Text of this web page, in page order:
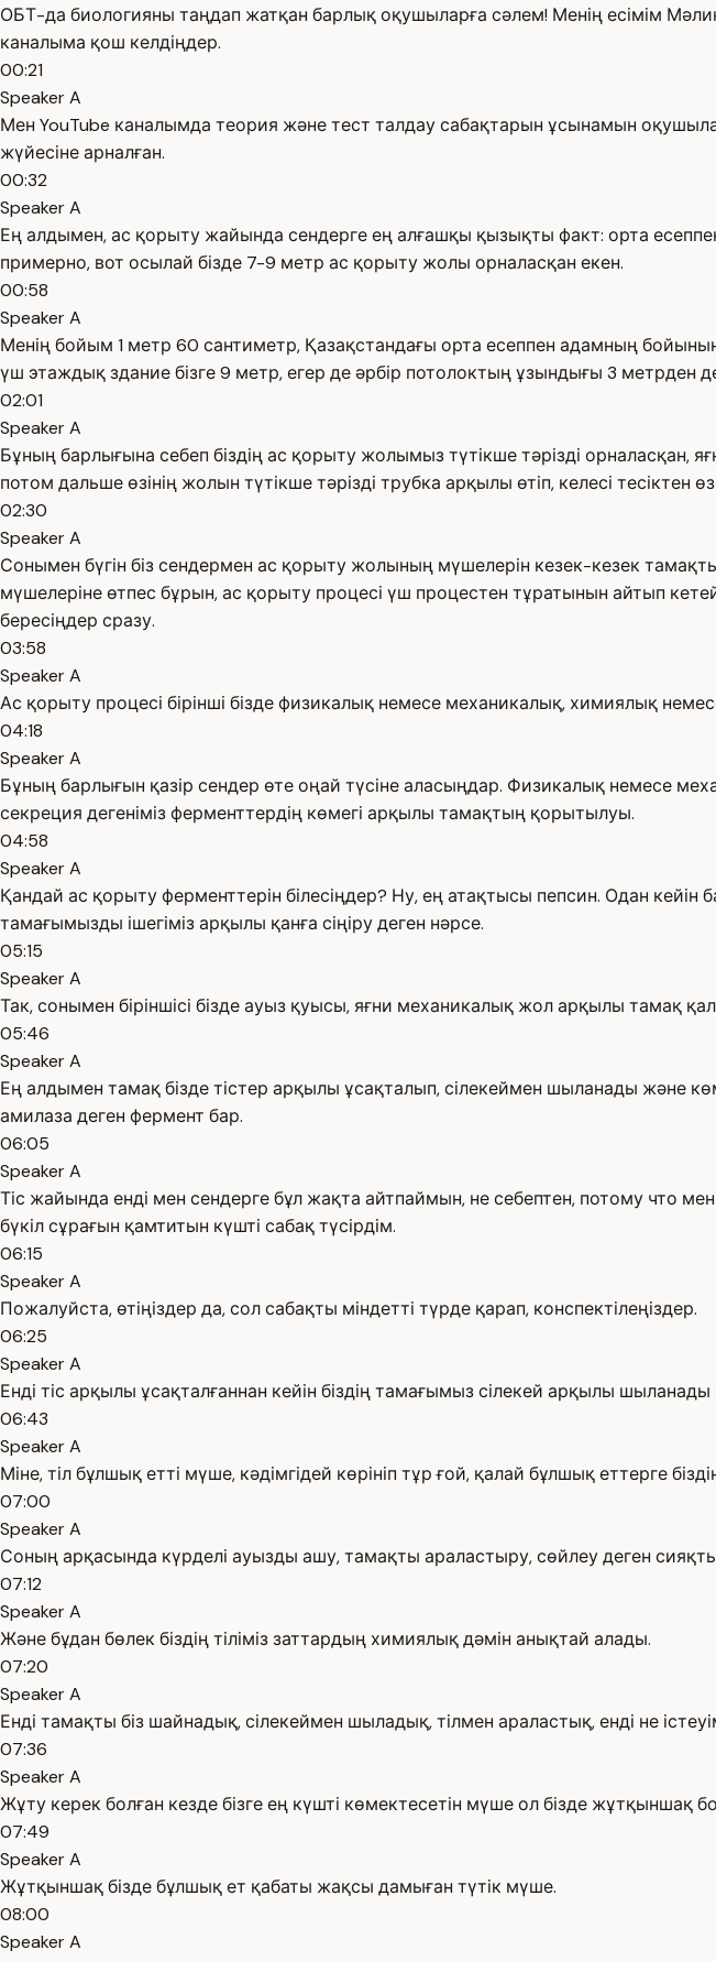
ОБТ-да биологияны таңдап жатқан барлық оқушыларға сәлем! Менің есімім
каналыма қош келдіңдер.
00:21
Speaker A
Мен YouTube каналымда теория және тест талдау сабақтарын ұсынамын
жүйесіне арналған.
00:32
Speaker A
Ең алдымен, ас қорыту жайында сендерге ең алғашқы қызықты факт: орта
примерно, вот осылай бізде 7-9 метр ас қорыту жолы орналасқан екен.
00:58
Speaker A
Менің бойым 1 метр 60 сантиметр, Қазақстандағы орта есеппен адамның
үш этаждық здание бізге 9 метр, егер де әрбір потолоктың ұзындығы 3 метрден
02:01
Speaker A
Бұның барлығына себеп біздің ас қорыту жолымыз түтікше тәрізді орналасқан,
потом дальше өзінің жолын түтікше тәрізді трубка арқылы өтіп, келесі тесіктен
02:30
Speaker A
Сонымен бүгін біз сендермен ас қорыту жолының мүшелерін кезек-кезек
мүшелеріне өтпес бұрын, ас қорыту процесі үш процестен тұратынын айтып
бересіңдер сразу.
03:58
Speaker A
Ас қорыту процесі бірінші бізде физикалық немесе механикалық, химиялық
04:18
Speaker A
Бұның барлығын қазір сендер өте оңай түсіне аласыңдар. Физикалық немесе
секреция дегеніміз ферменттердің көмегі арқылы тамақтың қорытылуы.
04:58
Speaker A
Қандай ас қорыту ферменттерін білесіңдер? Ну, ең атақтысы пепсин. Одан кейін
тамағымызды ішегіміз арқылы қанға сіңіру деген нәрсе.
05:15
Speaker A
Так, сонымен біріншісі бізде ауыз қуысы, яғни механикалық жол арқылы тамақ
05:46
Speaker A
Ең алдымен тамақ бізде тістер арқылы ұсақталып, сілекеймен шыланады және
амилаза деген фермент бар.
06:05
Speaker A
Тіс жайында енді мен сендерге бұл жақта айтпаймын, не себептен, потому что
бүкіл сұрағын қамтитын күшті сабақ түсірдім.
06:15
Speaker A
Пожалуйста, өтіңіздер да, сол сабақты міндетті түрде қарап, конспектілеңіздер.
06:25
Speaker A
Енді тіс арқылы ұсақталғаннан кейін біздің тамағымыз сілекей арқылы
06:43
Speaker A
Міне, тіл бұлшық етті мүше, кәдімгідей көрініп тұр ғой, қалай бұлшық еттерге
07:00
Speaker A
Соның арқасында күрделі ауызды ашу, тамақты араластыру, сөйлеу деген
07:12
Speaker A
Және бұдан бөлек біздің тіліміз заттардың химиялық дәмін анықтай алады.
07:20
Speaker A
Енді тамақты біз шайнадық, сілекеймен шыладық, тілмен араластық, енді не
07:36
Speaker A
Жұту керек болған кезде бізге ең күшті көмектесетін мүше ол бізде жұтқыншақ
07:49
Speaker A
Жұтқыншақ бізде бұлшық ет қабаты жақсы дамыған түтік мүше.
08:00
Speaker A